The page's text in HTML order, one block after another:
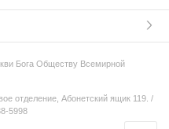
Бога Обществу Всемирной
отделение, Абонетский ящик 119. /
5998